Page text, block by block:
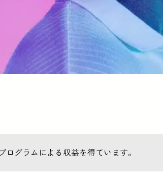
グラムによる収益を得ています。